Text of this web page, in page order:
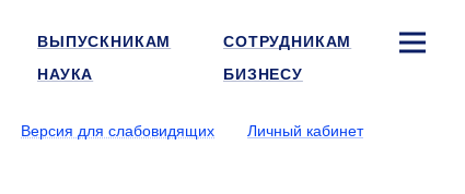
ВЫПУСКНИКАМ
СОТРУДНИКАМ
НАУКА БИЗНЕСУ
Версия для слабовидящих
Личный кабинет